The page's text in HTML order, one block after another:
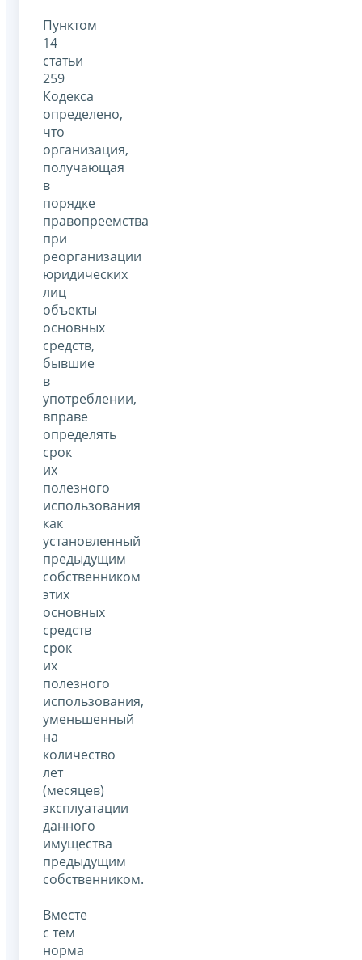
Пунктом
14
статьи
259
Кодекса
определено,
что
организация,
получающая
в
порядке
правопреемства
при
реорганизации
юридических
лиц
объекты
основных
средств,
бывшие
в
употреблении,
вправе
определять
срок
их
полезного
использования
как
установленный
предыдущим
собственником
этих
основных
средств
срок
их
полезного
использования,
уменьшенный
на
количество
лет
(месяцев)
эксплуатации
данного
имущества
предыдущим
собственником.
Вместе
с тем
норма